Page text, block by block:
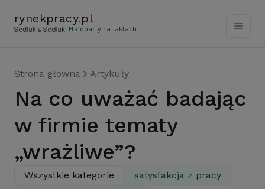
rynekpracy.pl
- HR oparty na faktach
Strona główna Artykuły
Na co uważać badając
w firmie tematy
„wrażliwe”?
Wszystkie kategorie
satysfakcja z pracy